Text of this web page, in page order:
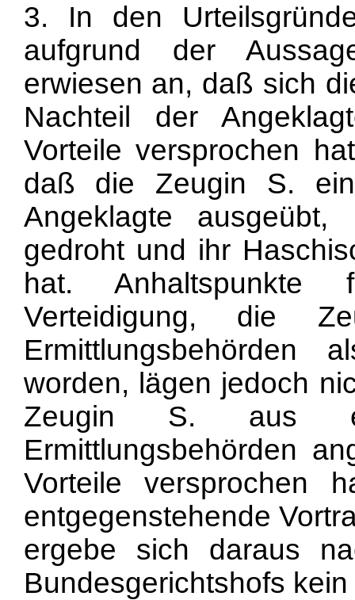
3. In den
aufgrund der
erwiesen an, daß sich
Nachteil der
Vorteile versprochen
daß die Zeugin S.
Angeklagte
gedroht und ihr
hat.
Verteidigung, die
Ermittlungsbehörden
worden, lägen jedoch
Zeugin S. aus
Ermittlungsbehörden
Vorteile versprochen
entgegenstehende
ergebe sich daraus
Bundesgerichtshofs